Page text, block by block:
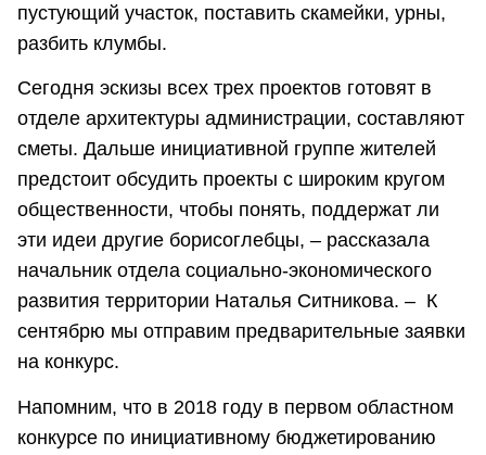
пустующий участок, поставить скамейки, урны,
разбить клумбы.
Сегодня эскизы всех трех проектов готовят в
отделе архитектуры администрации, составляют
сметы. Дальше инициативной группе жителей
предстоит обсудить проекты с широким кругом
общественности, чтобы понять, поддержат ли
эти идеи другие борисоглебцы, – рассказала
начальник отдела социально-экономического
развития территории Наталья Ситникова. – К
сентябрю мы отправим предварительные заявки
на конкурс.
Напомним, что в 2018 году в первом областном
конкурсе по инициативному бюджетированию